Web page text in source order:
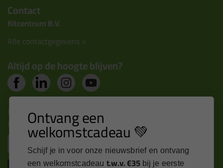
Contact
Kitcentrum B.V.
Alle contactgegevens >
Altijd op de hoogte blijven?
Nieuws, tips en exclusieve deals rechtstreeks in je
inbox Ontvang een
welkomstcadeau 💚
Schijf je in voor onze nieuwsbrief en ontvang
een welkomstcadeau t.w.v. €35 bij je eerste